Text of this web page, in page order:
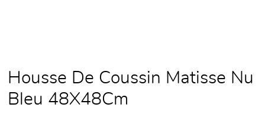
Housse De Coussin Matisse Nu
Bleu 48X48Cm